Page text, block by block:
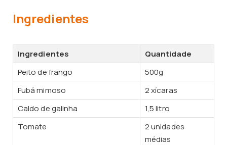
Ingredientes
Ingredientes
Quantidade
Peito de frango
500g
Fubá mimoso
2 xícaras
Caldo de galinha
1,5 litro
Tomate
2 unidades
médias